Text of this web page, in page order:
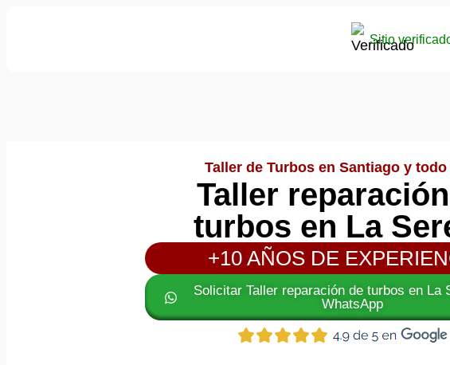
Sitio
Taller de Turbos en Santiago y
Taller
turbos en La
+10 AÑOS DE
Solicitar Taller reparación de turbos en La
WhatsApp